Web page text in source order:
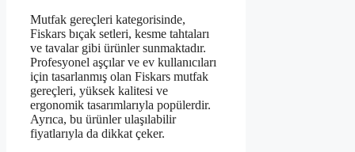
Mutfak gereçleri kategorisinde,
Fiskars bıçak setleri, kesme tahtaları
ve tavalar gibi ürünler sunmaktadır.
Profesyonel aşçılar ve ev kullanıcıları
için tasarlanmış olan Fiskars mutfak
gereçleri, yüksek kalitesi ve
ergonomik tasarımlarıyla popülerdir.
Ayrıca, bu ürünler ulaşılabilir
fiyatlarıyla da dikkat çeker.